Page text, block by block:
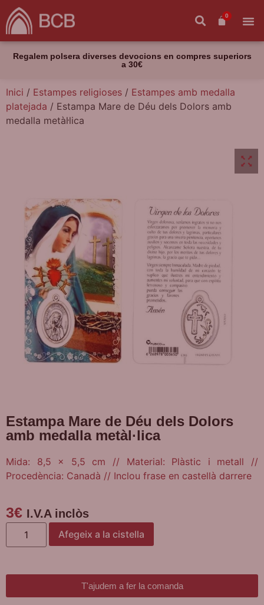
0
Regalem polsera diverses devocions en compres superiors
a 30€
Inici / Estampes religioses / Estampes amb medalla
platejada / Estampa Mare de Déu dels Dolors amb
medalla metàl·lica
Estampa Mare de Déu dels Dolors
amb medalla metàl·lica
Mida: 8,5 x 5,5 cm // Material: Plàstic i metall //
Procedència: Canadà // Inclou frase en castellà darrere
3€ I.V.A inclòs
Afegeix a la cistella
T'ajudem a fer la comanda